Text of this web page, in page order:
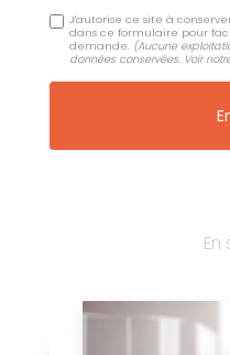
J'autorise ce site à
dans ce formulaire pour
demande. (Aucune
données conservées. Voir
En